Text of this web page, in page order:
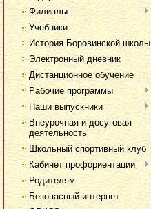
Филиалы
Учебники
История Боровинской школы
Электронный дневник
Дистанционное обучение
Рабочие программы
Наши выпускники
Внеурочная и досуговая
деятельность
Школьный спортивный клуб
Кабинет профориентации
Родителям
Безопасный интернет